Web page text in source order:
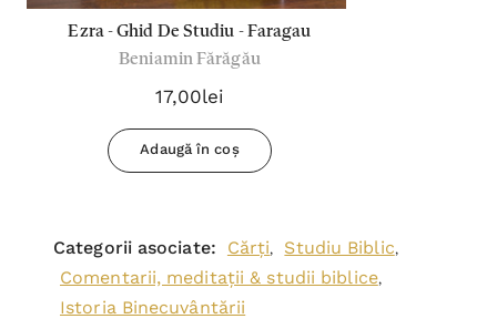
Ezra - Ghid De Studiu - Faragau
Beniamin Fărăgău
17,00lei
Adaugă în coș
Categorii asociate: Cărți, Studiu Biblic,
Comentarii, meditații & studii biblice,
Istoria Binecuvântării